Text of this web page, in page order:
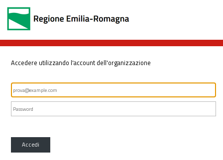
Accedere utilizzando l'account dell'organizzazione
Accedi